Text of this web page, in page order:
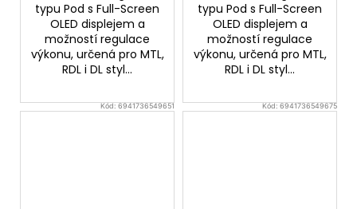
typu Pod s Full-Screen
OLED displejem a
možností regulace
výkonu, určená pro MTL,
RDL i DL styl...
typu Pod s Full-Screen
OLED displejem a
možností regulace
výkonu, určená pro MTL,
RDL i DL styl...
Kód: 6941736549651 Kód: 6941736549675